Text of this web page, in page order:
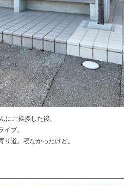
にご挨拶した後、
イブ。
道。寝なかったけど。